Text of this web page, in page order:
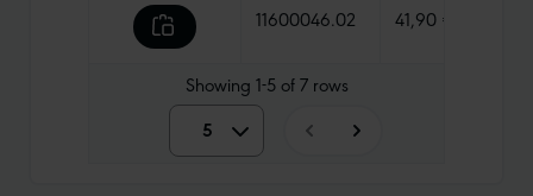
11600046.02 41,90 €
Showing 1-5of7 rows
5 5